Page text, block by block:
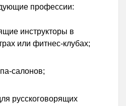
профессии:
инструкторы в
или фитнес-клубах;
салонов;
русскоговорящих